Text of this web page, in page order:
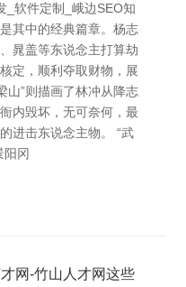
_软件定制_峨边SEO知
其中的经典篇章。杨志
晁盖等东说念主打算劫
定，顺利夺取财物，展
山”则描画了林冲从降志
内毁坏，无可奈何，最
进击东说念主物。 “武
冈
网-竹山人才网这些